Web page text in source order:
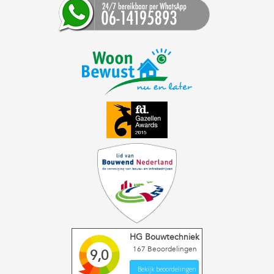
9,0
HG Bouwtechniek
167 Beoordelingen
Bekijk beoordelingen